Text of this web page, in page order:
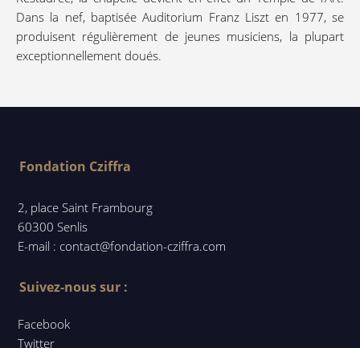
Dans la nef, baptisée Auditorium Franz Liszt en 1977, se
produisent régulièrement de jeunes musiciens, la plupart
exceptionnellement doués.
Fondation Cziffra
2, place Saint Frambourg
60300 Senlis
E-mail : contact@fondation-cziffra.com
Suivez-nous sur :
Facebook
Twitter